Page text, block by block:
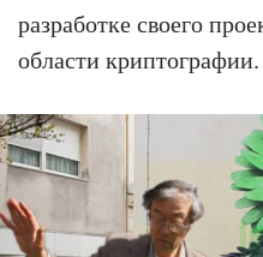
разработке своего
области криптографии.